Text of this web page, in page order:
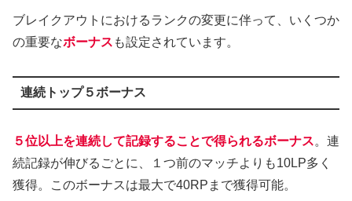
ブレイクアウトにおけるランクの変更に伴って、いくつか
の重要なボーナス も設定されています。
連続トップ５ボーナス
５位以上を連続して記録することで得られるボーナス。連
続記録が伸びるごとに、１つ前のマッチよりも10LP多く
獲得。このボーナスは最大で40RPまで獲得可能。